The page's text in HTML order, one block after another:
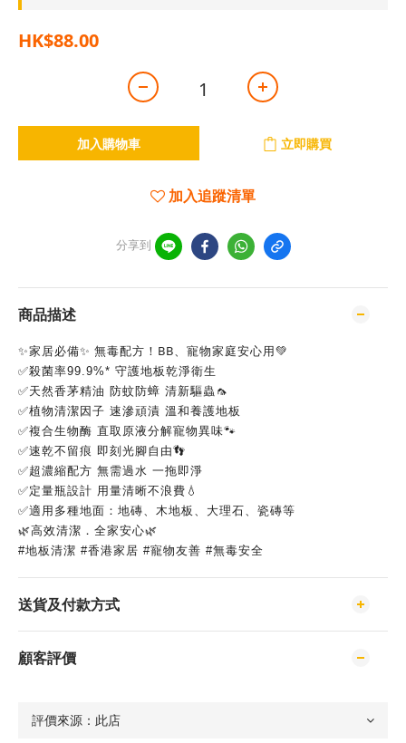
HK$88.00
加入購物車 立即購買
加入追蹤清單
分享到
商品描述
✨家居必備✨ 無毒配方！BB、寵物家庭安心用💚
✅殺菌率99.9%* 守護地板乾淨衛生
✅天然香茅精油 防蚊防蟑 清新驅蟲🦟
✅植物清潔因子 速滲頑漬 溫和養護地板
✅複合生物酶 直取原液分解寵物異味🐾
✅速乾不留痕 即刻光腳自由👣
✅超濃縮配方 無需過水 一拖即淨
✅定量瓶設計 用量清晰不浪費💧
✅適用多種地面：地磚、木地板、大理石、瓷磚等
🌿高效清潔．全家安心🌿
#地板清潔 #香港家居 #寵物友善 #無毒安全
送貨及付款方式
顧客評價